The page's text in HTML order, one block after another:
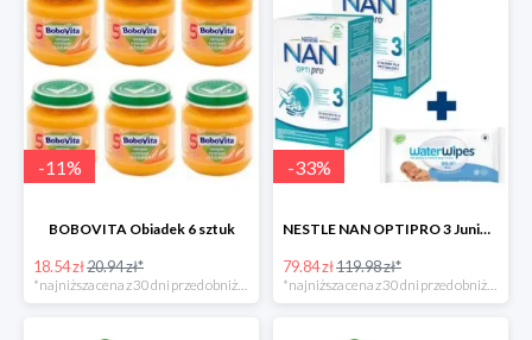
-11%
BOBOVITA Obiadek 6 sztuk
18.54 zł20.94 zł*
-33%
NESTLE NAN OPTIPRO 3 Junior + Waterwipes Chusteczki nawilżane gratis
79.84 zł119.98 zł*